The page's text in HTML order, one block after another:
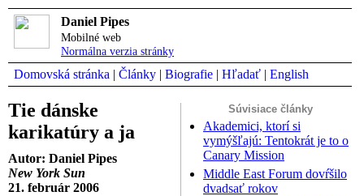
Daniel Pipes
Mobilné web
Normálna verzia stránky
Domovská stránka | Články | Biografie | Hľadať | English
Súvisiace články
Akademici, ktorí si
vymýšľajú: Tentokrát je to o
Canary Mission
Middle East Forum dovŕšilo
dvadsať rokov
Tie dánske
karikatúry a ja
Autor: Daniel Pipes
New York Sun
21. február 2006